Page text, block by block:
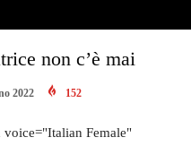
non c’è mai
2022 152
Female"